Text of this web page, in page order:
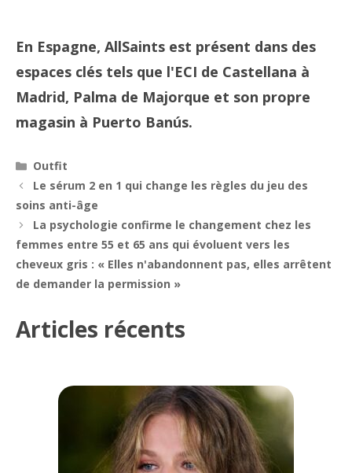
En Espagne, AllSaints est présent dans des
espaces clés tels que l'ECI de Castellana à
Madrid, Palma de Majorque et son propre
magasin à Puerto Banús.
Catégories
Outfit
Navigation
des
Le sérum 2 en 1 qui change les règles du jeu des
soins anti-âge
La psychologie confirme le changement chez les
femmes entre 55 et 65 ans qui évoluent vers les
cheveux gris : « Elles n'abandonnent pas, elles arrêtent
de demander la permission »
Articles récents